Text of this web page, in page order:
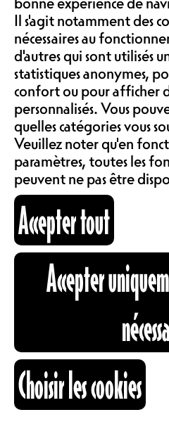
ABOS &
KUMBIA
LA
AFTER DJ :
CONCERT &
PRIX
STANDARD
Les géniaux
devenus des
Monde. Les faire
c’est comme
connaissances qui
comment la vie est
nuit est joyeuse.
une magnifique
autour de la
Il s'agit notamment des
nécessaires au
d'autres qui sont utilisés
statistiques anonymes,
confort ou pour afficher
personnalisés. Vous
quelles catégories vous
Veuillez noter qu'en
paramètres, toutes les
peuvent ne pas être
Accepter tout
Accepter
Choisir les cookies